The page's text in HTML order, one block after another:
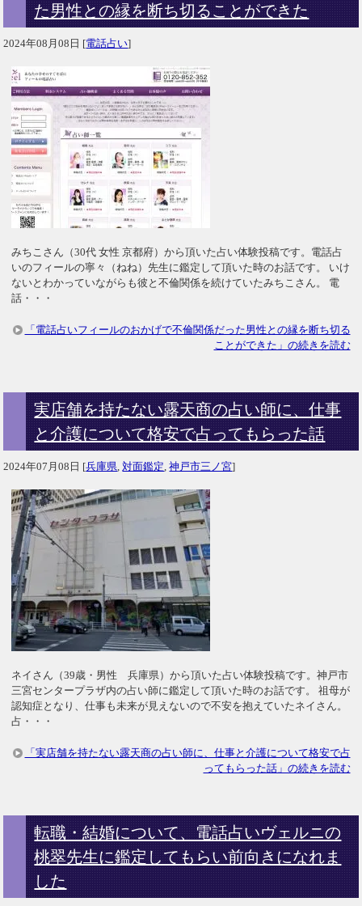
た男性との縁を断ち切ることができた
2024年08月08日 [電話占い]
みちこさん（30代 女性 京都府）から頂いた占い体験投稿です。電話占
いのフィールの寧々（ねね）先生に鑑定して頂いた時のお話です。 いけ
ないとわかっていながらも彼と不倫関係を続けていたみちこさん。 電
話・・・
「電話占いフィールのおかげで不倫関係だった男性との縁を断ち切る
ことができた」の続きを読む
実店舗を持たない露天商の占い師に、仕事
と介護について格安で占ってもらった話
2024年07月08日 [兵庫県 ,対面鑑定 ,神戸市三ノ宮]
ネイさん（39歳・男性 兵庫県）から頂いた占い体験投稿です。神戸市
三宮センタープラザ内の占い師に鑑定して頂いた時のお話です。 祖母が
認知症となり、仕事も未来が見えないので不安を抱えていたネイさん。
占・・・
「実店舗を持たない露天商の占い師に、仕事と介護について格安で占
ってもらった話」の続きを読む
転職・結婚について、電話占いヴェルニの
桃翠先生に鑑定してもらい前向きになれま
した